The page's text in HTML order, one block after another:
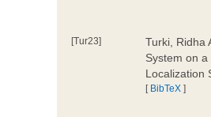
[Tur23]
Turki, Ridha
System on
Localization
[ BibTeX ]